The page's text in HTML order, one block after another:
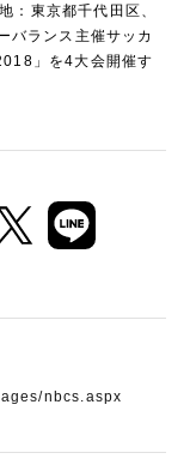
：東京都千代田区、
バランス主催サッカ
」を4大会開催す
nbcs.aspx